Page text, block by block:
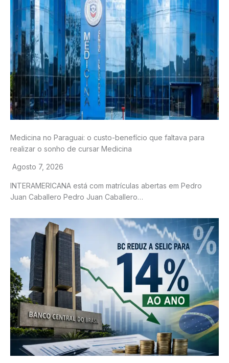
Medicina no Paraguai: o custo-benefício que faltava para
realizar o sonho de cursar Medicina
Agosto 7, 2026
INTERAMERICANA está com matrículas abertas em Pedro
Juan Caballero Pedro Juan Caballero…